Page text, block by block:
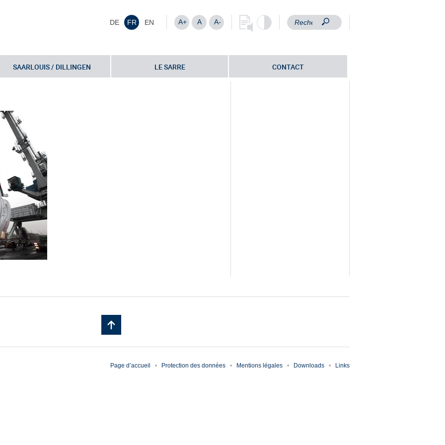
DE FR EN A+ A A-
SAARLOUIS / DILLINGEN LE SARRE CONTACT
»IMG_0548
Page d’accueil Protection des données Mentions légales Downloads Links